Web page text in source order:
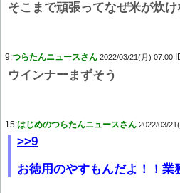
そこまで頑張ってなぜ米が炊
9:つらたんニュースさん 2022/03/21(月) 07:00
ウインナーまずそう
15:はじめのつらたんニュースさん 2022/03/
>>9
お徳用のやすもんだよ！！業